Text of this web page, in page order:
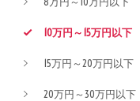
10万円～15万円以下
15万円～20万円以下
20万円～30万円以下